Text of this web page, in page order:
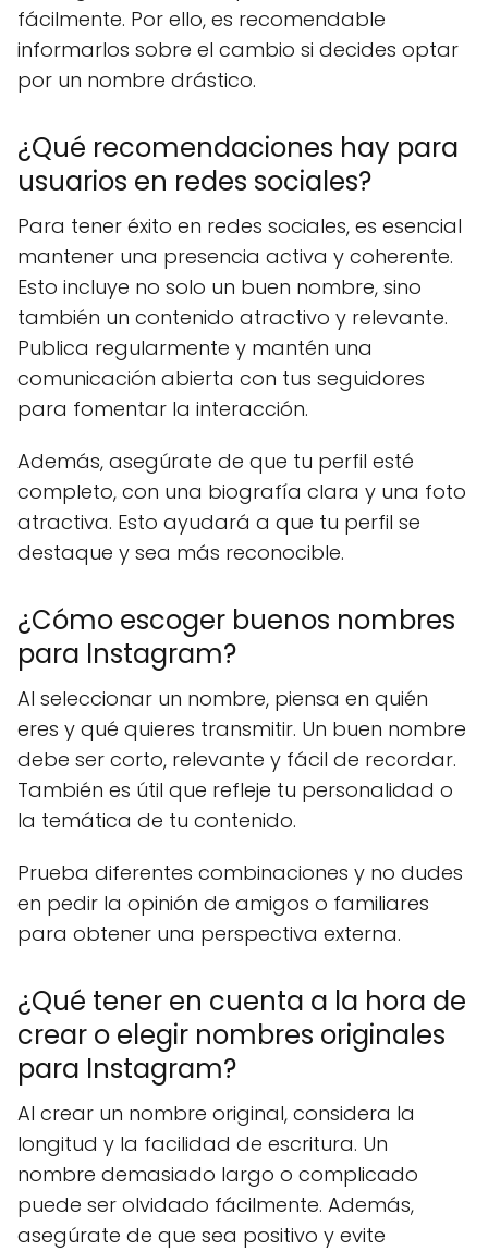
fácilmente. Por ello, es recomendable
informarlos sobre el cambio si decides optar
por un nombre drástico.
¿Qué recomendaciones hay para
usuarios en redes sociales?
Para tener éxito en redes sociales, es esencial
mantener una presencia activa y coherente.
Esto incluye no solo un buen nombre, sino
también un contenido atractivo y relevante.
Publica regularmente y mantén una
comunicación abierta con tus seguidores
para fomentar la interacción.
Además, asegúrate de que tu perfil esté
completo, con una biografía clara y una foto
atractiva. Esto ayudará a que tu perfil se
destaque y sea más reconocible.
¿Cómo escoger buenos nombres
para Instagram?
Al seleccionar un nombre, piensa en quién
eres y qué quieres transmitir. Un buen nombre
debe ser corto, relevante y fácil de recordar.
También es útil que refleje tu personalidad o
la temática de tu contenido.
Prueba diferentes combinaciones y no dudes
en pedir la opinión de amigos o familiares
para obtener una perspectiva externa.
¿Qué tener en cuenta a la hora de
crear o elegir nombres originales
para Instagram?
Al crear un nombre original, considera la
longitud y la facilidad de escritura. Un
nombre demasiado largo o complicado
puede ser olvidado fácilmente. Además,
asegúrate de que sea positivo y evite